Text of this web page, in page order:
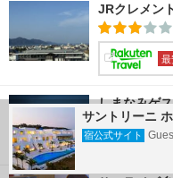
JRクレメン
最
しまなみゲ
サントリーニ
宿公式サイト